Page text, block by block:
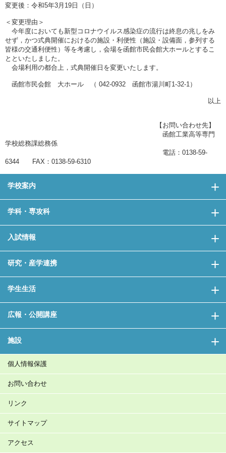
変更後：令和5年3月19日（日）
＜変更理由＞
今年度においても新型コロナウイルス感染症の流行は終息の兆しをみ
せず，かつ式典開催におけるの施設・利便性（施設・設備面，参列する
皆様の交通利便性）等を考慮し，会場を函館市民会館大ホールとするこ
とといたしました。
会場利用の都合上，式典開催日を変更いたします。
函館市民会館 大ホール （ 042-0932 函館市湯川町1-32-1）
以上
【お問い合わせ先】
函館工業高等専門
学校総務課総務係
電話：0138-59-
6344 FAX：0138-59-6310
学校案内
学科・専攻科
入試情報
研究・産学連携
学生生活
広報・公開講座
施設
個人情報保護
お問い合わせ
リンク
サイトマップ
アクセス